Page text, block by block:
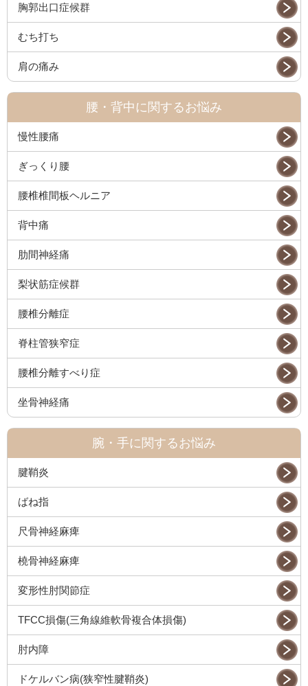
胸郭出口症候群
むち打ち
肩の痛み
腰・背中に関するお悩み
慢性腰痛
ぎっくり腰
腰椎椎間板ヘルニア
背中痛
肋間神経痛
梨状筋症候群
腰椎分離症
脊柱管狭窄症
腰椎分離すべり症
坐骨神経痛
腕・手に関するお悩み
腱鞘炎
ばね指
尺骨神経麻痺
橈骨神経麻痺
変形性肘関節症
TFCC損傷(三角線維軟骨複合体損傷)
肘内障
ドケルバン病(狭窄性腱鞘炎)